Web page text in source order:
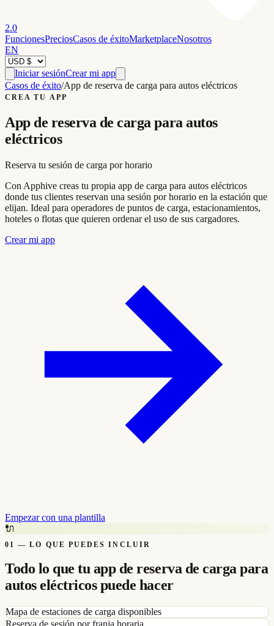
2.0
FuncionesPreciosCasos de éxitoMarketplaceNosotros
EN
Iniciar sesiónCrear mi app
Casos de éxito/App de reserva de carga para autos eléctricos
CREA TU APP
App de reserva de carga para autos
eléctricos
Reserva tu sesión de carga por horario
Con Apphive creas tu propia app de carga para autos eléctricos
donde tus clientes reservan una sesión por horario en la estación que
elijan. Ideal para operadores de puntos de carga, estacionamientos,
hoteles o flotas que quieren ordenar el uso de sus cargadores.
Crear mi app
Empezar con una plantilla
🔌
01 — LO QUE PUEDES INCLUIR
Todo lo que tu app de reserva de carga para
autos eléctricos puede hacer
Mapa de estaciones de carga disponibles